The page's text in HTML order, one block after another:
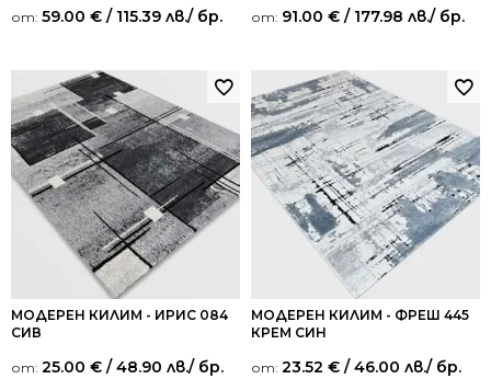
от: 59.00 € / 115.39 лв./ бр. от: 91.00 € / 177.98 лв./ бр.
МОДЕРЕН КИЛИМ - ИРИС 084
СИВ
от: 25.00 € / 48.90 лв./ бр.
МОДЕРЕН КИЛИМ - ФРЕШ 445
КРЕМ СИН
от: 23.52 € / 46.00 лв./ бр.